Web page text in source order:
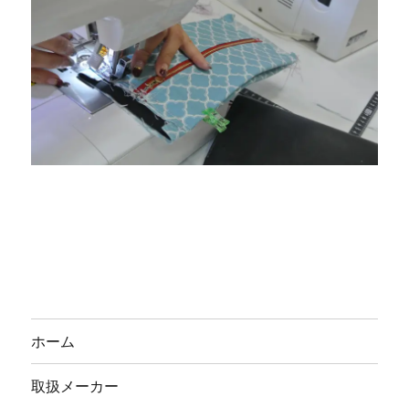
ホーム
取扱メーカー